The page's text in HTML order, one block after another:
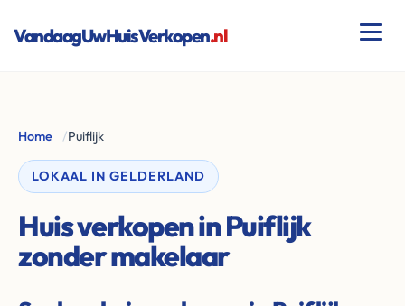
VandaagUwHuisVerkopen.nl
Home /Puiflijk
LOKAAL IN GELDERLAND
Huis verkopen in Puiflijk
zonder makelaar